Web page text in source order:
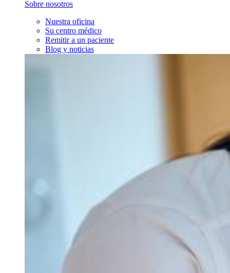
Sobre nosotros
Nuestra oficina
Su centro médico
Remitir a un paciente
Blog y noticias